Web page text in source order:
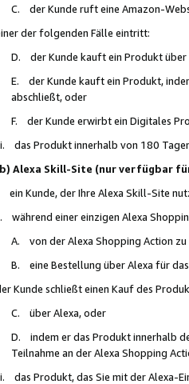
C. der Kunde ruft eine Amazon-
der folgenden Fälle eintritt:
D. der Kunde kauft ein Produkt
E. der Kunde kauft ein Produkt,
abschließt, oder
F. der Kunde erwirbt ein Digitales
das Produkt innerhalb von 180
Alexa Skill-Site (nur verfügbar
ein Kunde, der Ihre Alexa Skill-Site
während einer einzigen Alexa
A. von der Alexa Shopping Action
B. eine Bestellung über Alexa für
Kunde schließt einen Kauf des
C. über Alexa, oder
D. indem er das Produkt innerhalb
Teilnahme an der Alexa Shopping
das Produkt, das Sie mit der Alexa-